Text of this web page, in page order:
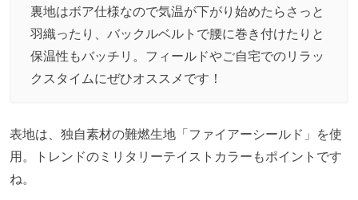
裏地はボア仕様なので気温が下がり始めたらさっと
羽織ったり、バックルベルトで腰に巻き付けたりと
保温性もバッチリ。フィールドやご自宅でのリラッ
クスタイムにぜひオススメです！
表地は、独自素材の難燃生地「ファイアーシールド」を使
用。トレンドのミリタリーテイストカラーもポイントです
ね。